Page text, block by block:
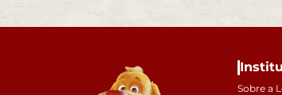
Sobre a